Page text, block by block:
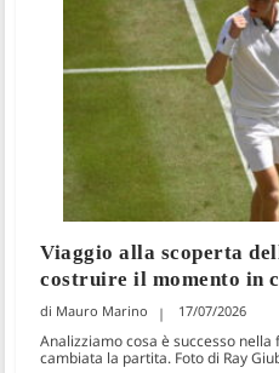
Viaggio alla scoperta
costruire il momento in
Mauro Marino 17/07/2026
Analizziamo cosa è successo
cambiata la partita. Foto di Ray